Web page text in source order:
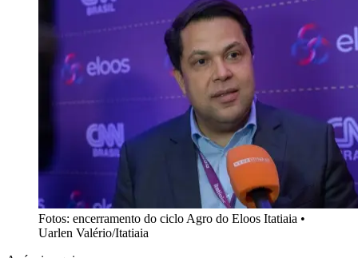
Fotos: encerramento do ciclo Agro do Eloos Itatiaia •
Uarlen Valério/Itatiaia